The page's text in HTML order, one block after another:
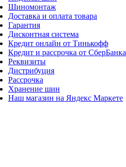
Шиномонтаж
Доставка и оплата товара
Гарантия
Дисконтная система
Кредит онлайн от Тинькофф
Кредит и рассрочка от СберБанка
Реквизиты
Дистрибуция
Рассрочка
Хранение шин
Наш магазин на Яндекс Маркете